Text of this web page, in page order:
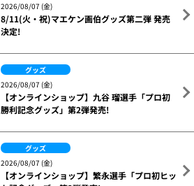
2026/08/07 (金)
8/11(火・祝)マエケン画伯グッズ第二弾 発売
決定!
グッズ
2026/08/07 (金)
【オンラインショップ】九谷 瑠選手「プロ初
勝利記念グッズ」第2弾発売!
グッズ
2026/08/07 (金)
【オンラインショップ】繁永選手「プロ初ヒッ